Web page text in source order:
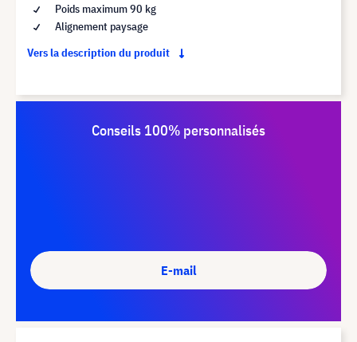
Poids maximum 90 kg
Alignement paysage
Vers la description du produit
Conseils 100% personnalisés
E-mail